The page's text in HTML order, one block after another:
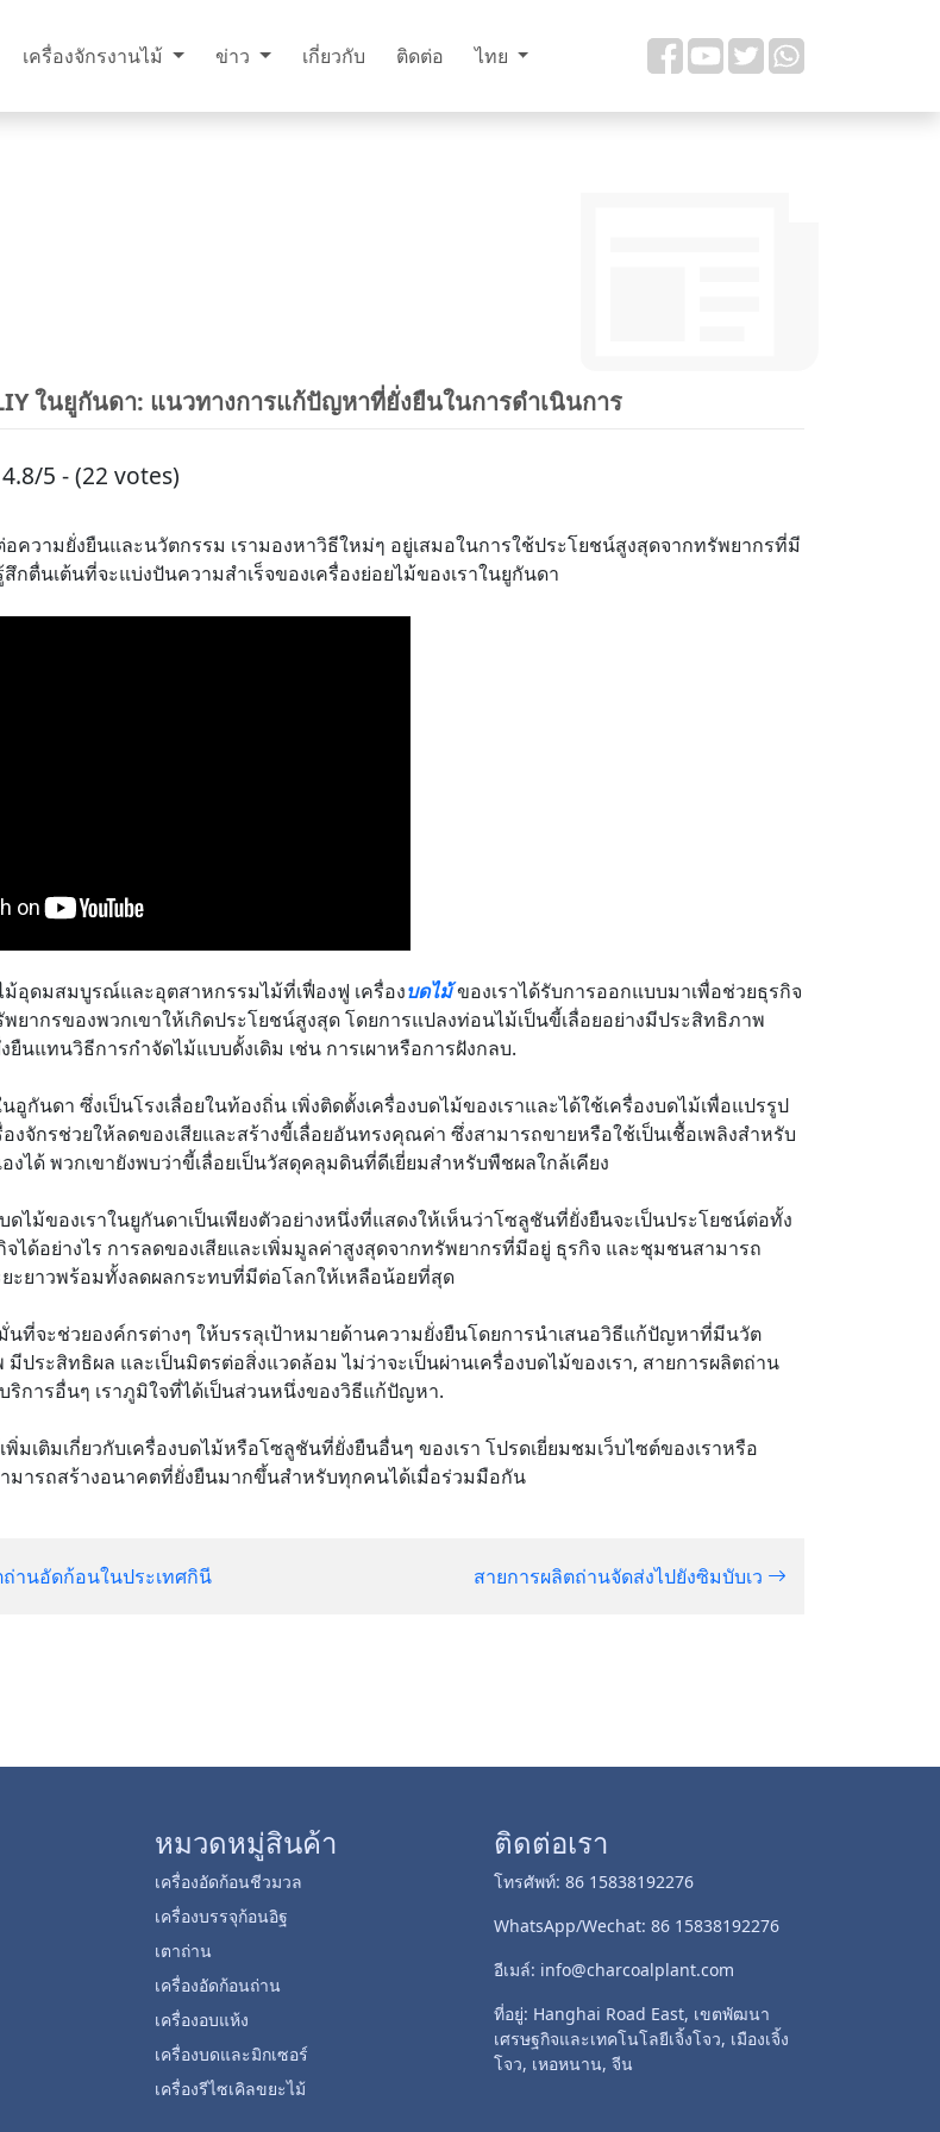
เครื่องจักรงานไม้ ข่าว เกี่ยวกับ ติดต่อ ไทย
ในยูกันดา: แนวทางการแก้ปัญหาที่ยั่งยืนในการดำเนินการ
4.8/5 - (22 votes)
ความยั่งยืนและนวัตกรรม เรามองหาวิธีใหม่ๆ อยู่เสมอในการใช้ประโยชน์สูงสุดจากทรัพยากรที่มี
สึกตื่นเต้นที่จะแบ่งปันความสำเร็จของเครื่องย่อยไม้ของเราในยูกันดา
ม้อุดมสมบูรณ์และอุตสาหกรรมไม้ที่เฟื่องฟู เครื่องบดไม้ของเราได้รับการออกแบบมาเพื่อช่วยธุรกิจ
ยากรของพวกเขาให้เกิดประโยชน์สูงสุด โดยการแปลงท่อนไม้เป็นขี้เลื่อยอย่างมีประสิทธิภาพ
ยืนแทนวิธีการกำจัดไม้แบบดั้งเดิม เช่น การเผาหรือการฝังกลบ.
อูกันดา ซึ่งเป็นโรงเลื่อยในท้องถิ่น เพิ่งติดตั้งเครื่องบดไม้ของเราและได้ใช้เครื่องบดไม้เพื่อแปรรูป
องจักรช่วยให้ลดของเสียและสร้างขี้เลื่อยอันทรงคุณค่า ซึ่งสามารถขายหรือใช้เป็นเชื้อเพลิงสำหรับ
งได้ พวกเขายังพบว่าขี้เลื่อยเป็นวัสดุคลุมดินที่ดีเยี่ยมสำหรับพืชผลใกล้เคียง
ดไม้ของเราในยูกันดาเป็นเพียงตัวอย่างหนึ่งที่แสดงให้เห็นว่าโซลูชันที่ยั่งยืนจะเป็นประโยชน์ต่อทั้ง
จได้อย่างไร การลดของเสียและเพิ่มมูลค่าสูงสุดจากทรัพยากรที่มีอยู่ ธุรกิจ และชุมชนสามารถ
ยะยาวพร้อมทั้งลดผลกระทบที่มีต่อโลกให้เหลือน้อยที่สุด
นที่จะช่วยองค์กรต่างๆ ให้บรรลุเป้าหมายด้านความยั่งยืนโดยการนำเสนอวิธีแก้ปัญหาที่มีนวัต
ประสิทธิผล และเป็นมิตรต่อสิ่งแวดล้อม ไม่ว่าจะเป็นผ่านเครื่องบดไม้ของเรา, สายการผลิตถ่าน
การอื่นๆ เราภูมิใจที่ได้เป็นส่วนหนึ่งของวิธีแก้ปัญหา.
มเติมเกี่ยวกับเครื่องบดไม้หรือโซลูชันที่ยั่งยืนอื่นๆ ของเรา โปรดเยี่ยมชมเว็บไซต์ของเราหรือ
ามารถสร้างอนาคตที่ยั่งยืนมากขึ้นสำหรับทุกคนได้เมื่อร่วมมือกัน
านอัดก้อนในประเทศกินี สายการผลิตถ่านจัดส่งไปยังซิมบับเว
หมวดหมู่สินค้า
เครื่องอัดก้อนชีวมวล
เครื่องบรรจุก้อนอิฐ
เตาถ่าน
เครื่องอัดก้อนถ่าน
เครื่องอบแห้ง
เครื่องบดและมิกเซอร์
เครื่องรีไซเคิลขยะไม้
ติดต่อเรา
โทรศัพท์: 86 15838192276
WhatsApp/Wechat: 86 15838192276
อีเมล์: info@charcoalplant.com
ที่อยู่: Hanghai Road East, เขตพัฒนา
เศรษฐกิจและเทคโนโลยีเจิ้งโจว, เมืองเจิ้ง
โจว, เหอหนาน, จีน